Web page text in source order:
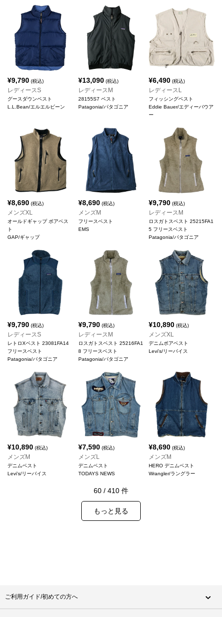
¥9,790 (税込)
レディースS
グースダウンベスト
L.L.Bean/エルエルビーン
¥13,090(税込)
レディースM
28155S7 ベスト
Patagonia/パタゴニア
¥6,490 (税込)
レディースL
フィッシングベスト
Eddie Bauer/エディーバウア
ー
¥8,690 (税込)
メンズXL
オールドギャップ ボアベス
ト
GAP/ギャップ
¥8,690(税込)
メンズM
フリースベスト
EMS
¥9,790 (税込)
レディースM
ロスガトスベスト 25215FA1
5 フリースベスト
Patagonia/パタゴニア
¥9,790 (税込)
レディースS
レトロXベスト 23081FA14
フリースベスト
Patagonia/パタゴニア
¥9,790(税込)
レディースM
ロスガトスベスト 25216FA1
8 フリースベスト
Patagonia/パタゴニア
¥10,890 (税込)
メンズXL
デニムボアベスト
Levi's/リーバイス
¥10,890 (税込)
メンズM
デニムベスト
Levi's/リーバイス
¥7,590(税込)
メンズL
デニムベスト
TODAYS NEWS
¥8,690 (税込)
メンズM
HERO デニムベスト
Wrangler/ラングラー
60 / 410 件
もっと見る
ご利用ガイド/初めての方へ